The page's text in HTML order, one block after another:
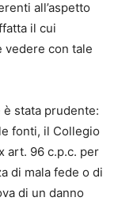
europee (l’AI
e tabelle, e
come
Trieste, Siena,
del
l’AGCom
È stato
all’aspetto
il cui
vedere con tale
stata prudente:
fonti, il Collegio
art. 96 c.p.c. per
di mala fede o di
di un danno